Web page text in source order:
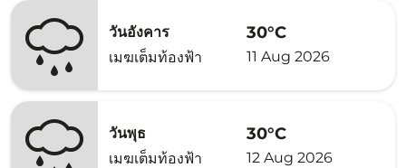
วันอังคาร
เมฆเต็มท้องฟ้า
30°C
11 Aug 2026
วันพุธ
เมฆเต็มท้องฟ้า
30°C
12 Aug 2026